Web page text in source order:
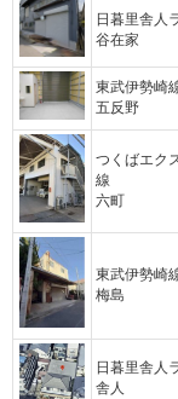
日暮里舎人
谷在家
東武伊勢崎
五反野
つくばエク
線
六町
東武伊勢崎
梅島
日暮里舎人
舎人